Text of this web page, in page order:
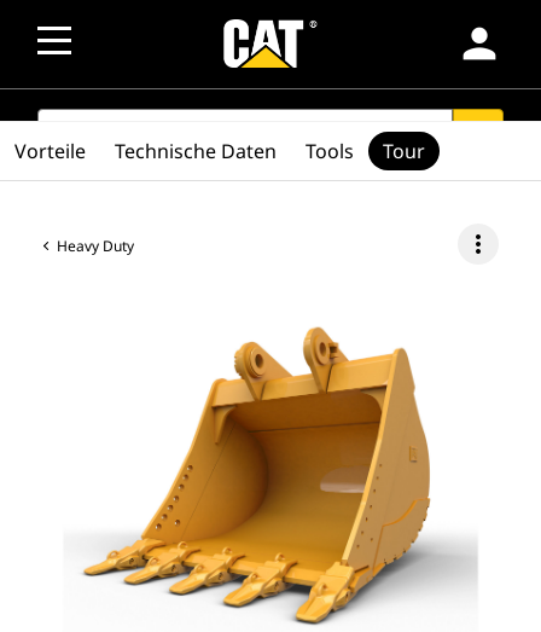
person
SEARCH
Heavy Duty more_vert
Vorteile Technische Daten Tools Tour